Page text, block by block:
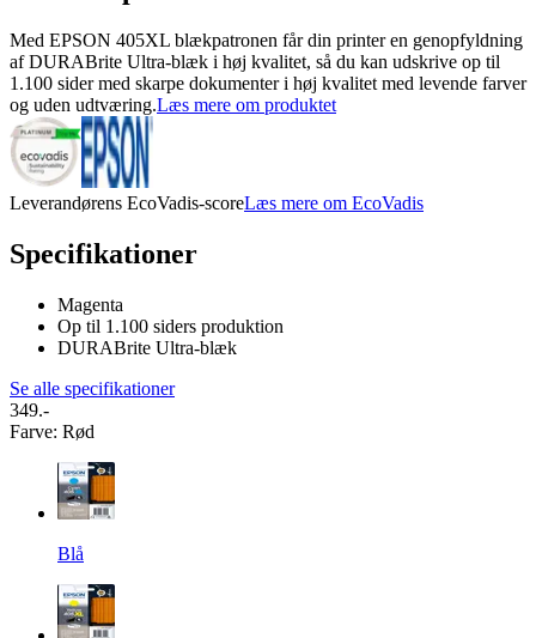
Med EPSON 405XL blækpatronen får din printer en genopfyldning
af DURABrite Ultra-blæk i høj kvalitet, så du kan udskrive op til
1.100 sider med skarpe dokumenter i høj kvalitet med levende farver
og uden udtværing.Læs mere om produktet
Leverandørens EcoVadis-scoreLæs mere om EcoVadis
Specifikationer
Magenta
Op til 1.100 siders produktion
DURABrite Ultra-blæk
Se alle specifikationer
349.-
Farve: Rød
Blå